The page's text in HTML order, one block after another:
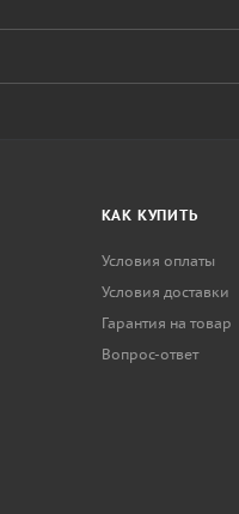
КАК КУПИТЬ
Условия оплаты
Условия доставки
Гарантия на товар
Вопрос-ответ